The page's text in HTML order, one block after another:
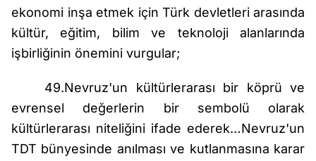
ekonomi inşa etmek için Türk devletleri arasında
kültür, eğitim, bilim ve teknoloji alanlarında
işbirliğinin önemini vurgular;
49.Nevruz'un kültürlerarası bir köprü ve
evrensel değerlerin bir sembolü olarak
kültürlerarası niteliğini ifade ederek…Nevruz'un
TDT bünyesinde anılması ve kutlanmasına karar